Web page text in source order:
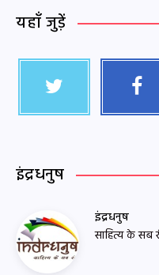
यहाँ जुड़ें
इंद्रधनुष
इंद्रधनुष
साहित्य के सब